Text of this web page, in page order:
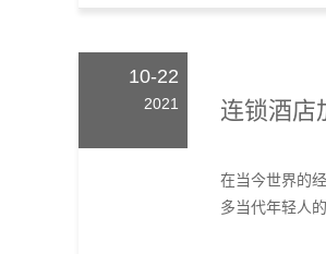
10-22
2021 连锁酒店
在当今世界的
多当代年轻人